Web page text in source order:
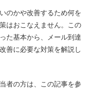
のかや改善するため何を
はおこなえません。この
た基本から、メール到達
善に必要な対策を解説し
者の方は、この記事を参